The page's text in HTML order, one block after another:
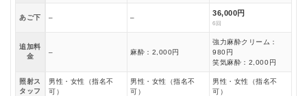
あご下 – –
36,000円
6回
追加料
金
– 麻酔：2,000円
強力麻酔クリーム：
980円
笑気麻酔：2,000円
照射ス
タッフ
男性・女性（指名不
可）
男性・女性（指名不
可）
男性・女性（指名不
可）